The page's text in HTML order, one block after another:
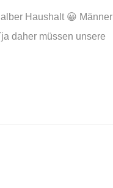
Haushalt 😀 Männer
daher müssen unsere